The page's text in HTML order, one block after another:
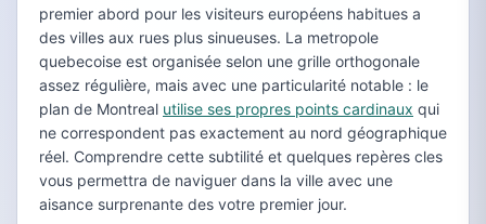
premier abord pour les visiteurs européens habitues a
des villes aux rues plus sinueuses. La metropole
quebecoise est organisée selon une grille orthogonale
assez régulière, mais avec une particularité notable : le
plan de Montreal utilise ses propres points cardinaux qui
ne correspondent pas exactement au nord géographique
réel. Comprendre cette subtilité et quelques repères cles
vous permettra de naviguer dans la ville avec une
aisance surprenante des votre premier jour.